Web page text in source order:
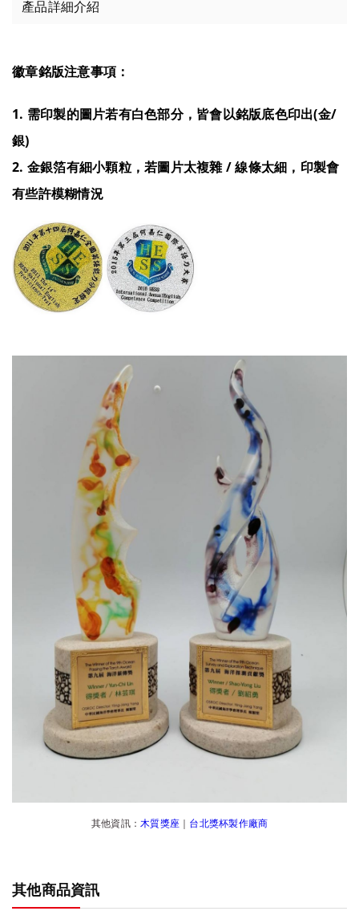
產品詳細介紹
徽章銘版注意事項：
1. 需印製的圖片若有白色部分，皆會以銘版底色印出(金/
銀)
2. 金銀箔有細小顆粒，若圖片太複雜 / 線條太細，印製會
有些許模糊情況
其他資訊： 木質獎座 台北獎杯製作廠商
其他商品資訊